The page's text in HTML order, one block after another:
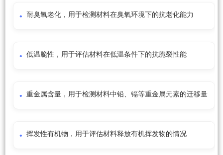
耐臭氧老化，用于检测材料在臭氧环境下的抗老化能力
低温脆性，用于评估材料在低温条件下的抗脆裂性能
重金属含量，用于检测材料中铅、镉等重金属元素的迁移量
挥发性有机物，用于评估材料释放有机挥发物的情况